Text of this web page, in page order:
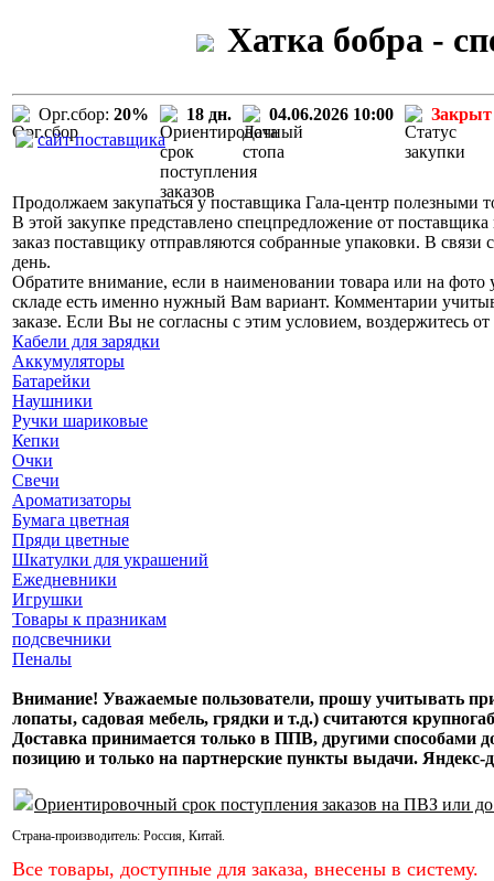
Хатка бобра -
Орг.сбор: 20% 18 дн. 04.06.2026 10:00
Закрыт
сайт поставщика
Продолжаем закупаться у поставщика Гала-центр полезными
В этой закупке представлено спецпредложение от
заказ поставщику отправляются собранные упаковки. В
день.
Обратите внимание, если в наименовании товара или на фото
складе есть именно нужный Вам вариант. Комментарии
заказе. Если Вы не согласны с этим условием, воздержитесь от
Кабели для зарядки
Аккумуляторы
Батарейки
Наушники
Ручки шариковые
Кепки
Очки
Свечи
Ароматизаторы
Бумага цветная
Пряди цветные
Шкатулки для украшений
Ежедневники
Игрушки
Товары к празникам
подсвечники
Пеналы
Внимание! Уважаемые пользователи, прошу учитывать
лопаты, садовая мебель, грядки и т.д.) считаются
Доставка принимается только в ППВ, другими
позицию и только на партнерские пункты выдачи.
Ориентировочный срок поступления заказов на ПВЗ или
Страна-производитель: Россия, Китай.
Все товары, доступные для заказа, внесены в систему.